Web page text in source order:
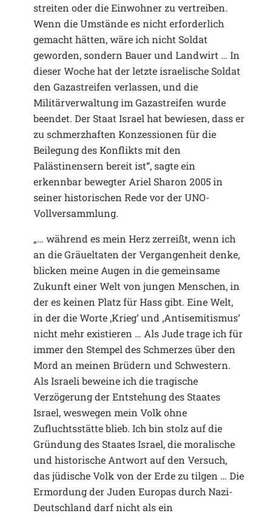
streiten oder die Einwohner zu vertreiben.
Wenn die Umstände es nicht erforderlich
gemacht hätten, wäre ich nicht Soldat
geworden, sondern Bauer und Landwirt … In
dieser Woche hat der letzte israelische Soldat
den Gazastreifen verlassen, und die
Militärverwaltung im Gazastreifen wurde
beendet. Der Staat Israel hat bewiesen, dass er
zu schmerzhaften Konzessionen für die
Beilegung des Konflikts mit den
Palästinensern bereit ist“, sagte ein
erkennbar bewegter Ariel Sharon 2005 in
seiner historischen Rede vor der UNO-
Vollversammlung.
„… während es mein Herz zerreißt, wenn ich
an die Gräueltaten der Vergangenheit denke,
blicken meine Augen in die gemeinsame
Zukunft einer Welt von jungen Menschen, in
der es keinen Platz für Hass gibt. Eine Welt,
in der die Worte ,Krieg‘ und ,Antisemitismus‘
nicht mehr existieren … Als Jude trage ich für
immer den Stempel des Schmerzes über den
Mord an meinen Brüdern und Schwestern.
Als Israeli beweine ich die tragische
Verzögerung der Entstehung des Staates
Israel, weswegen mein Volk ohne
Zufluchtsstätte blieb. Ich bin stolz auf die
Gründung des Staates Israel, die moralische
und historische Antwort auf den Versuch,
das jüdische Volk von der Erde zu tilgen … Die
Ermordung der Juden Europas durch Nazi-
Deutschland darf nicht als ein